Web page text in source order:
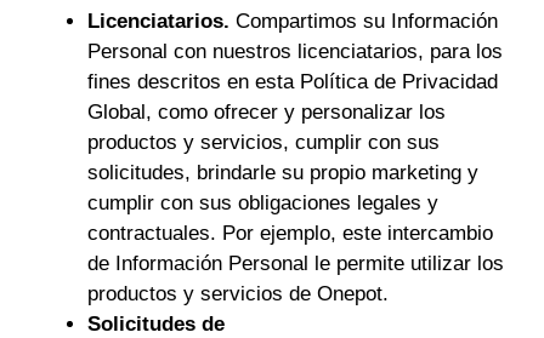
Licenciatarios.Compartimos su Información
Personal con nuestros licenciatarios, para los
fines descritos en esta Política de Privacidad
Global, como ofrecer y personalizar los
productos y servicios, cumplir con sus
solicitudes, brindarle su propio marketing y
cumplir con sus obligaciones legales y
contractuales. Por ejemplo, este intercambio
de Información Personal le permite utilizar los
productos y servicios de Onepot.
Solicitudes de